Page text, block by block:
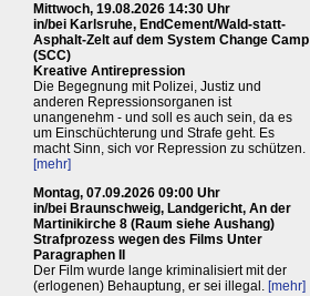
Mittwoch, 19.08.2026 14:30 Uhr
in/bei Karlsruhe, EndCement/Wald-statt-
Asphalt-Zelt auf dem System Change Camp
(SCC)
Kreative Antirepression
Die Begegnung mit Polizei, Justiz und
anderen Repressionsorganen ist
unangenehm - und soll es auch sein, da es
um Einschüchterung und Strafe geht. Es
macht Sinn, sich vor Repression zu schützen.
[mehr]
Montag, 07.09.2026 09:00 Uhr
in/bei Braunschweig, Landgericht, An der
Martinikirche 8 (Raum siehe Aushang)
Strafprozess wegen des Films Unter
Paragraphen II
Der Film wurde lange kriminalisiert mit der
(erlogenen) Behauptung, er sei illegal. [mehr]